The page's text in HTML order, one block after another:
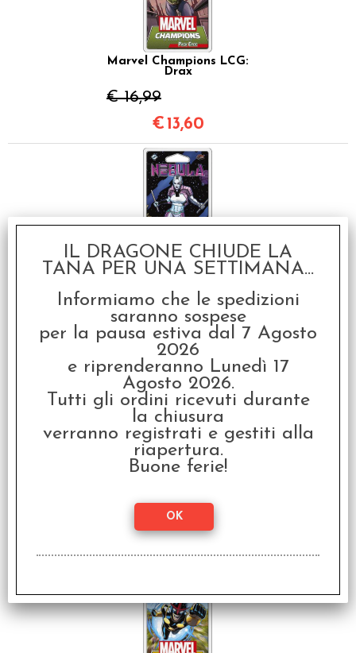
Marvel Champions LCG:
Drax
€ 16,99
€ 13,60
Marvel Champions LCG:
€ 16,99
Marvel Champions LCG:
€ 16,99
€13,60
IL DRAGONE CHIUDE LA
TANA PER UNA SETTIMANA...
Informiamo che le spedizioni
saranno sospese
per la pausa estiva dal 7 Agosto
2026
e riprenderanno Lunedì 17
Agosto 2026.
Tutti gli ordini ricevuti durante
la chiusura
verranno registrati e gestiti alla
riapertura.
Buone ferie!